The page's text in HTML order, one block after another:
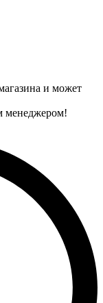
и может
менеджером!